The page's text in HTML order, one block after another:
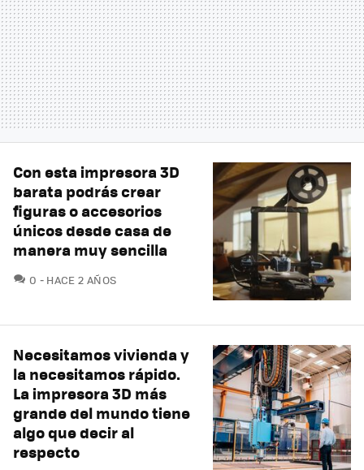
Con esta impresora 3D
barata podrás crear
figuras o accesorios
únicos desde casa de
manera muy sencilla
0 COMENTARIOS
HACE 2 AÑOS
Necesitamos vivienda y
la necesitamos rápido.
La impresora 3D más
grande del mundo tiene
algo que decir al
respecto